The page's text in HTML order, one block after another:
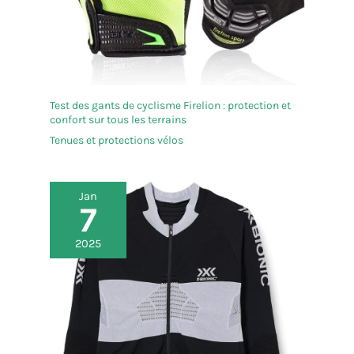
Test des gants de cyclisme Firelion : protection et
confort sur tous les terrains
Tenues et protections vélos
Jan
7
2025